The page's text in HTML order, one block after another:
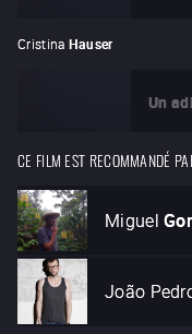
Cristina Hauser
Un
CE FILM EST RECOMMANDÉ
Miguel
João